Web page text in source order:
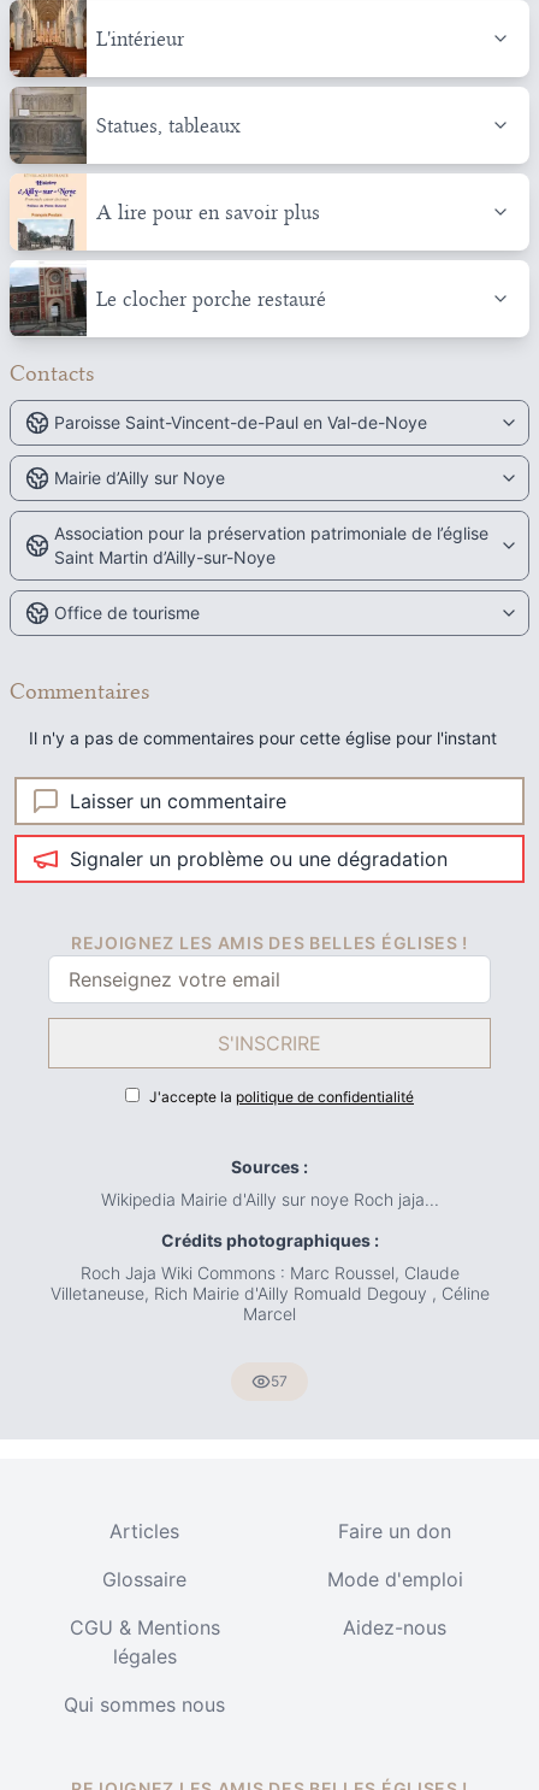
L'intérieur
Statues, tableaux
A lire pour en savoir plus
Le clocher porche restauré
Contacts
Paroisse Saint-Vincent-de-Paul en Val-de-Noye
Mairie d’Ailly sur Noye
Association pour la préservation patrimoniale de l’église
Saint Martin d’Ailly-sur-Noye
Office de tourisme
Commentaires
Il n'y a pas de commentaires pour cette église pour l'instant
Laisser un commentaire
Signaler un problème ou une dégradation
REJOIGNEZ LES AMIS DES BELLES ÉGLISES !
S'INSCRIRE
J'accepte la politique de confidentialité
Sources :
Wikipedia Mairie d'Ailly sur noye Roch jaja...
Crédits photographiques :
Roch Jaja Wiki Commons : Marc Roussel, Claude
Villetaneuse, Rich Mairie d'Ailly Romuald Degouy , Céline
Marcel
57
Articles
Faire un don
Glossaire
Mode d'emploi
CGU & Mentions
légales
Aidez-nous
Qui sommes nous